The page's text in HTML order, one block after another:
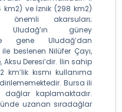
km2) ve İznik (298 km2)
önemli akarsuları;
Uludağ’ın güney
gene Uludağ’dan
beslenen Nilüfer Çayı,
Aksu Deresi’dir. İlin sahip
km’lik kısmı kullanıma
Bursa ili
dağlar kaplamaktadır.
uzanan sıradağlar